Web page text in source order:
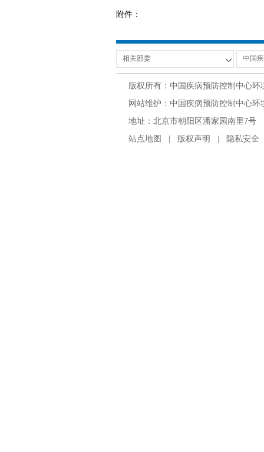
附件：
版权所有：中国疾病预防控制中心环
网站维护：中国疾病预防控制中心
地址：北京市朝阳区潘家园南里7号
站点地图
版权声明 隐私安全